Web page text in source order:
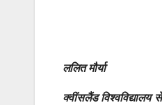
ललित मौर्या
क्वींसलैंड विश्वविद्यालय